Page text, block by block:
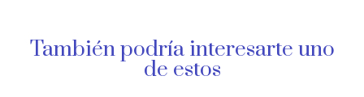
También podría interesarte uno
de estos